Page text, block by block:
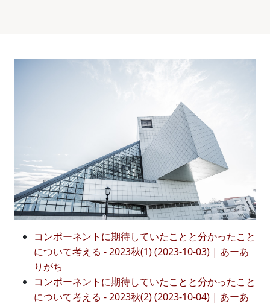
コンポーネントに期待していたことと分かったこと
について考える - 2023秋(1) (2023-10-03) | あーあ
りがち
コンポーネントに期待していたことと分かったこと
について考える - 2023秋(2) (2023-10-04) | あーあ